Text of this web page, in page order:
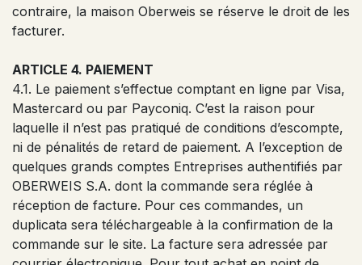
contraire, la maison Oberweis se réserve le droit de les
facturer.
ARTICLE 4. PAIEMENT
4.1. Le paiement s’effectue comptant en ligne par Visa,
Mastercard ou par Payconiq. C’est la raison pour
laquelle il n’est pas pratiqué de conditions d’escompte,
ni de pénalités de retard de paiement. A l’exception de
quelques grands comptes Entreprises authentifiés par
OBERWEIS S.A. dont la commande sera réglée à
réception de facture. Pour ces commandes, un
duplicata sera téléchargeable à la confirmation de la
commande sur le site. La facture sera adressée par